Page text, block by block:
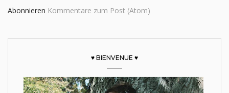
Abonnieren Kommentare zum Post (Atom)
♥ BIENVENUE ♥